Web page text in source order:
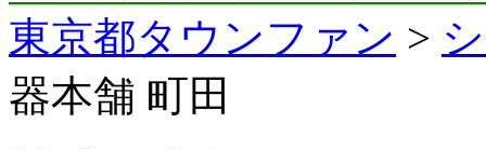
東京都タウンファン >
器本舗 町田